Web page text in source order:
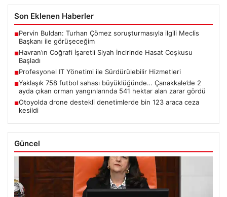
Son Eklenen Haberler
■Pervin Buldan: Turhan Çömez soruşturmasıyla ilgili Meclis
Başkanı ile görüşeceğim
■Havran’ın Coğrafi İşaretli Siyah İncirinde Hasat Coşkusu
Başladı
■Profesyonel IT Yönetimi ile Sürdürülebilir Hizmetleri
■Yaklaşık 758 futbol sahası büyüklüğünde… Çanakkale’de 2
ayda çıkan orman yangınlarında 541 hektar alan zarar gördü
■Otoyolda drone destekli denetimlerde bin 123 araca ceza
kesildi
Güncel